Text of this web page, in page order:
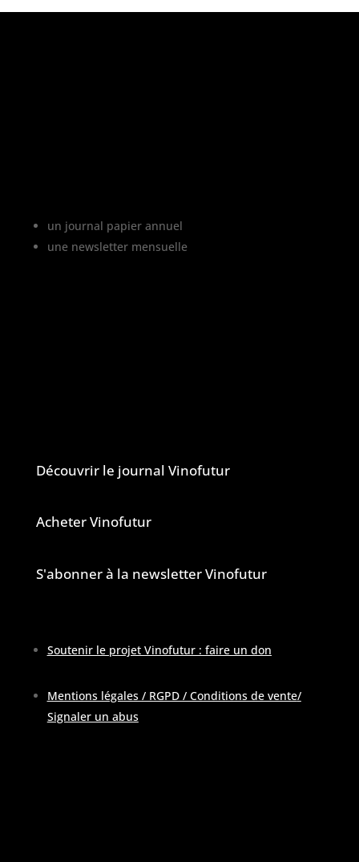
un journal papier annuel
une newsletter mensuelle
Découvrir le journal Vinofutur
Acheter Vinofutur
S'abonner à la newsletter Vinofutur
Soutenir le projet Vinofutur : faire un don
Mentions légales / RGPD / Conditions de vente/
Signaler un abus